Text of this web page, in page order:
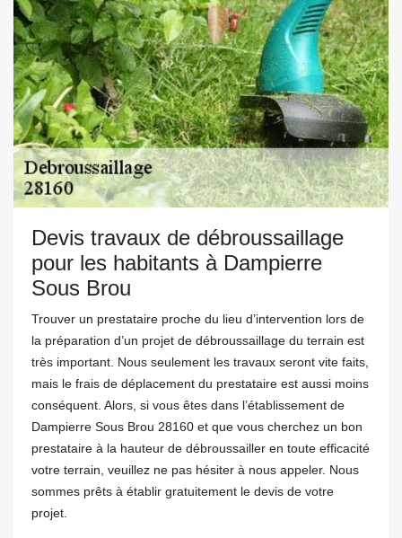
Devis travaux de débroussaillage
pour les habitants à Dampierre
Sous Brou
Trouver un prestataire proche du lieu d’intervention lors de
la préparation d’un projet de débroussaillage du terrain est
très important. Nous seulement les travaux seront vite faits,
mais le frais de déplacement du prestataire est aussi moins
conséquent. Alors, si vous êtes dans l’établissement de
Dampierre Sous Brou 28160 et que vous cherchez un bon
prestataire à la hauteur de débroussailler en toute efficacité
votre terrain, veuillez ne pas hésiter à nous appeler. Nous
sommes prêts à établir gratuitement le devis de votre
projet.